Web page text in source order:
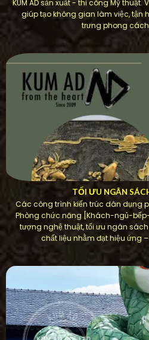
KUM AD sản xuất - thi công Mỹ
giúp tạo không gian làm việc, tận
trưng phong
TỐI ƯU NGÂN
Các công trình kiến ​​trúc dân dụng
Phòng chức năng [Khách-ngủ-
tượng nghệ thuật, tối ưu ngân
chất liệu nhằm đạt hiệu ứng